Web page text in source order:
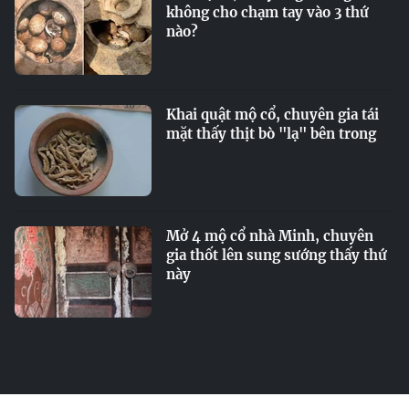
không cho chạm tay vào 3 thứ
nào?
Khai quật mộ cổ, chuyên gia tái
mặt thấy thịt bò "lạ" bên trong
Mở 4 mộ cổ nhà Minh, chuyên
gia thốt lên sung sướng thấy thứ
này